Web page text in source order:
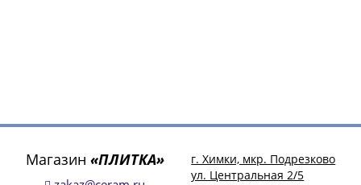
Магазин «ПЛИТКА»
г. Химки, мкр. Подрезково
ул. Центральная 2/5